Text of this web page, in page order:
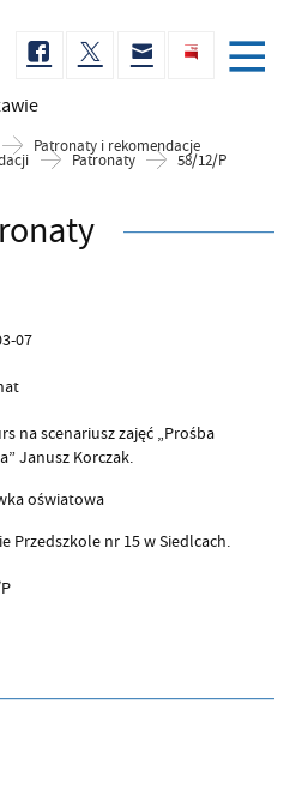
Patronaty i rekomendacje
Patronaty 58/12/P
07
na scenariusz zajęć „Prośba
Janusz Korczak.
oświatowa
Przedszkole nr 15 w Siedlcach.